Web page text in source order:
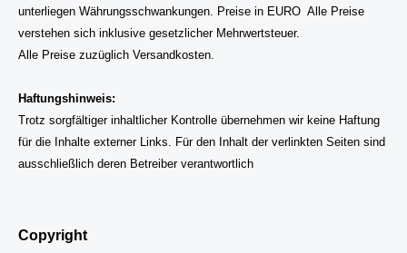
unterliegen Währungsschwankungen. Preise in EURO Alle Preise
verstehen sich inklusive gesetzlicher Mehrwertsteuer.
Alle Preise zuzüglich Versandkosten.
Haftungshinweis:
Trotz sorgfältiger inhaltlicher Kontrolle übernehmen wir keine Haftung
für die Inhalte externer Links. Für den Inhalt der verlinkten Seiten sind
ausschließlich deren Betreiber verantwortlich
Copyright